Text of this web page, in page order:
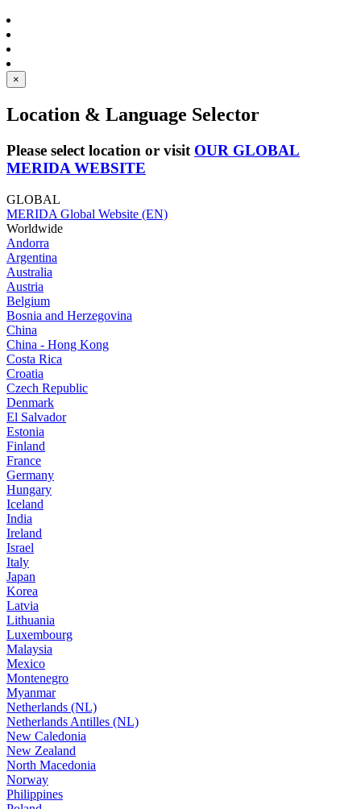
×
Location & Language Selector
Please select location or visit OUR GLOBAL
MERIDA WEBSITE
GLOBAL
MERIDA Global Website (EN)
Worldwide
Andorra
Argentina
Australia
Austria
Belgium
Bosnia and Herzegovina
China
China - Hong Kong
Costa Rica
Croatia
Czech Republic
Denmark
El Salvador
Estonia
Finland
France
Germany
Hungary
Iceland
India
Ireland
Israel
Italy
Japan
Korea
Latvia
Lithuania
Luxembourg
Malaysia
Mexico
Montenegro
Myanmar
Netherlands (NL)
Netherlands Antilles (NL)
New Caledonia
New Zealand
North Macedonia
Norway
Philippines